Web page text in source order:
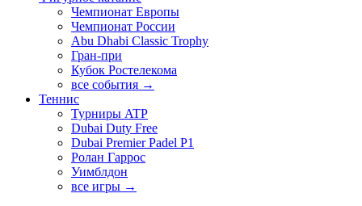
Чемпионат Европы
Чемпионат России
Abu Dhabi Classic Trophy
Гран-при
Кубок Ростелекома
все события →
Теннис
Турниры ATP
Dubai Duty Free
Dubai Premier Padel P1
Ролан Гаррос
Уимблдон
все игры →